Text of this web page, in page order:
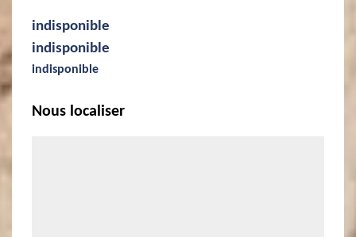
indisponible
indisponible
indisponible
Nous localiser